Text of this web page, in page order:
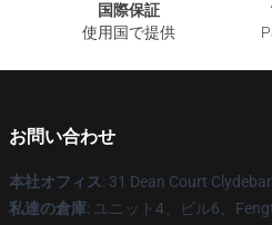
国際保証
使用国で提供
お問い合わせ
本社オフィス: 31 Dean Court
私達の倉庫: ユニット4、ビル6、